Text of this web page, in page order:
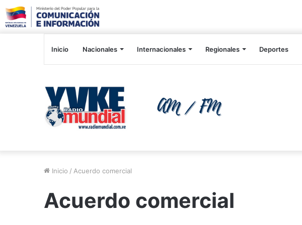
Inicio Nacionales Internacionales Regionales Deportes
Inicio / Acuerdo comercial
Acuerdo comercial